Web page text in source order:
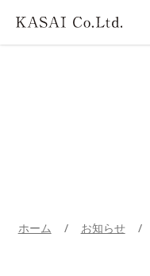
ホーム / お知らせ /